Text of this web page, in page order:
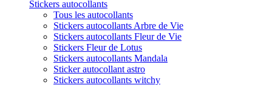
Stickers autocollants
Tous les autocollants
Stickers autocollants Arbre de Vie
Stickers autocollants Fleur de Vie
Stickers Fleur de Lotus
Stickers autocollants Mandala
Sticker autocollant astro
Stickers autocollants witchy